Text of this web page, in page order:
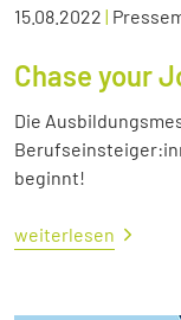
15.08.2022 |
Chase your
Die
beginnt!
weiterlesen